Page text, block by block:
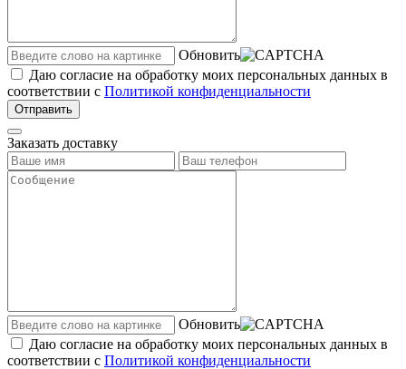
Обновить
Даю согласие на обработку моих персональных данных в
соответствии с Политикой конфиденциальности
Отправить
Заказать доставку
Обновить
Даю согласие на обработку моих персональных данных в
соответствии с Политикой конфиденциальности